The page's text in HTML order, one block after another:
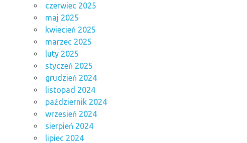
czerwiec 2025
maj 2025
kwiecień 2025
marzec 2025
luty 2025
styczeń 2025
grudzień 2024
listopad 2024
październik 2024
wrzesień 2024
sierpień 2024
lipiec 2024